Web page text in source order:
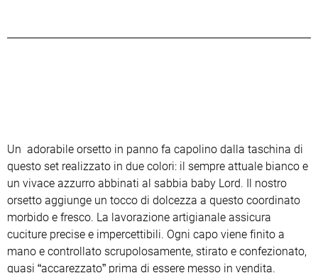
Un adorabile orsetto in panno fa capolino dalla taschina di
questo set realizzato in due colori: il sempre attuale bianco e
un vivace azzurro abbinati al sabbia baby Lord. Il nostro
orsetto aggiunge un tocco di dolcezza a questo coordinato
morbido e fresco. La lavorazione artigianale assicura
cuciture precise e impercettibili. Ogni capo viene finito a
mano e controllato scrupolosamente, stirato e confezionato,